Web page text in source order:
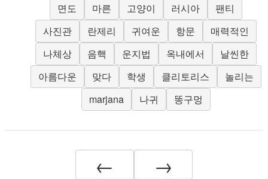
면도 마른 고양이 러시아
팬티
사진관
란제리 귀여운 항문
매력적인
나체상
음핵 운지법 옥내에서
날씬한
아름다운
맞다 학생 클리토리스
놀리는
marjana
나귀 똥구멍
← →